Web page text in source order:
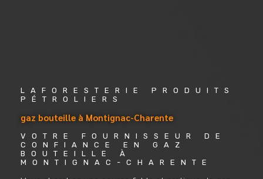
LAFORESTERIE PRODUITS
PÉTROLIERS
gaz bouteille à Montignac-Charente
VOTRE FOURNISSEUR DE
CONFIANCE EN GAZ
BOUTEILLE À
MONTIGNAC-CHARENTE